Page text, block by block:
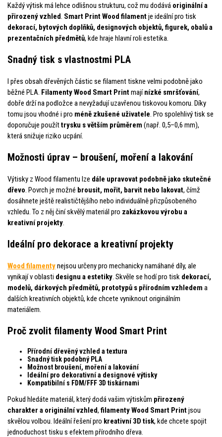
Každý výtisk má lehce odlišnou strukturu, což mu dodává originální a
přirozený vzhled. Smart Print Wood filamentje ideální pro tisk
dekorací, bytových doplňků, designových objektů, figurek, obalů a
prezentačních předmětů, kde hraje hlavní roli estetika.
Snadný tisk s vlastnostmi PLA
I přes obsah dřevěných částic se filament tiskne velmi podobně jako
běžné PLA. Filamenty Wood Smart Printmajínízké smršťování,
dobře drží na podložce a nevyžadují uzavřenou tiskovou komoru. Díky
tomu jsou vhodné i pro méně zkušené uživatele. Pro spolehlivý tisk se
doporučuje použíttrysku s větším průměrem (např. 0,5–0,6 mm),
která snižuje riziko ucpání.
Možnosti úprav – broušení, moření a lakování
Výtisky z Wood filamentu lze dále upravovat podobně jako skutečné
dřevo. Povrch je možné brousit, mořit, barvit nebo lakovat, čímž
dosáhnete ještě realističtějšího nebo individuálně přizpůsobeného
vzhledu. To z něj činí skvělý materiál pro zakázkovou výrobu a
kreativní projekty.
Ideální pro dekorace a kreativní projekty
Wood filamentynejsou určeny pro mechanicky namáhané díly, ale
vynikají v oblasti designu a estetiky. Skvěle se hodí pro tisk dekorací,
modelů, dárkových předmětů, prototypů s přírodním vzhledem a
dalších kreativních objektů, kde chcete vyniknout originálním
materiálem.
Proč zvolit filamenty Wood Smart Print
Přírodní dřevěný vzhled a textura
Snadný tisk podobný PLA
Možnost broušení, moření a lakování
Ideální pro dekorativní a designové výtisky
Kompatibilní s FDM/FFF 3D tiskárnami
Pokud hledáte materiál, který dodá vašim výtiskům přirozený
charakter a originální vzhled, filamenty Wood Smart Printjsou
skvělou volbou. Ideální řešení pro kreativní 3D tisk, kde chcete spojit
jednoduchost tisku s efektem přírodního dřeva.